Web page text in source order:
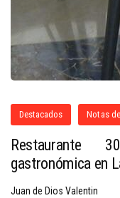
Destacados Notas
Restaurante
gastronómica en
Juan de Dios Valentin